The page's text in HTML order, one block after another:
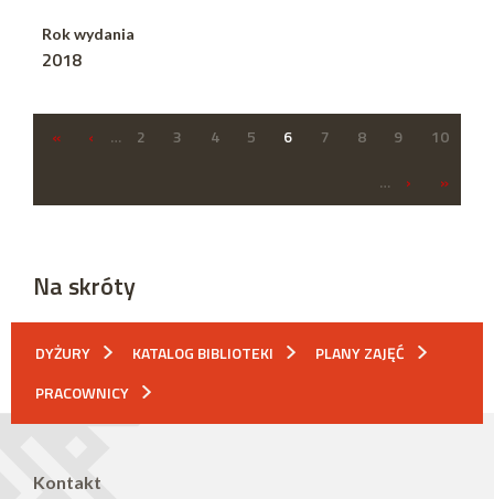
Rok wydania
2018
« ‹ … 2 3 4 5 6 7 8 9
10
…
› »
Na skróty
DYŻURY KATALOG BIBLIOTEKI
PLANY ZAJĘĆ
PRACOWNICY
Kontakt